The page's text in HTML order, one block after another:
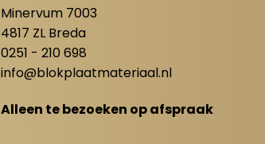
Minervum 7003
4817 ZL Breda
0251 - 210 698
info@blokplaatmateriaal.nl
Alleen te bezoeken op afspraak